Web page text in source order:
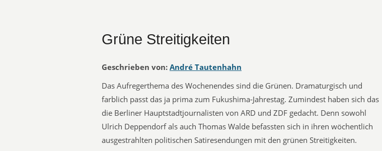
Grüne Streitigkeiten
Geschrieben von: André Tautenhahn
Das Aufregerthema des Wochenendes sind die Grünen. Dramaturgisch und
farblich passt das ja prima zum Fukushima-Jahrestag. Zumindest haben sich das
die Berliner Hauptstadtjournalisten von ARD und ZDF gedacht. Denn sowohl
Ulrich Deppendorf als auch Thomas Walde befassten sich in ihren wöchentlich
ausgestrahlten politischen Satiresendungen mit den grünen Streitigkeiten.